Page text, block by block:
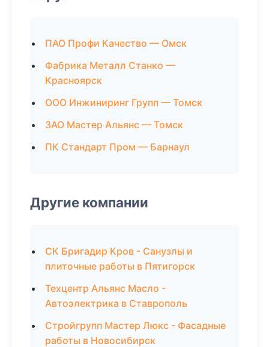
ПАО Профи Качество — Омск
Фабрика Металл Станко —
Красноярск
ООО Инжиниринг Групп — Томск
ЗАО Мастер Альянс — Томск
ПК Стандарт Пром — Барнаул
Другие компании
СК Бригадир Кров - Санузлы и
плиточные работы в Пятигорск
Техцентр Альянс Масло -
Автоэлектрика в Ставрополь
Стройгрупп Мастер Люкс - Фасадные
работы в Новосибирск